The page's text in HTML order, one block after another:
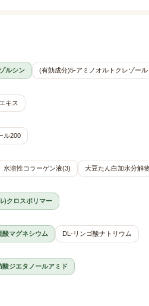
ルシン (有効成分)5-アミノオルトクレゾール
キス
ル200
水溶性コラーゲン液(3) 大豆たん白加水分解
)クロスポリマー
酸マグネシウム
DL-リンゴ酸ナトリウム
酸ジエタノールアミド